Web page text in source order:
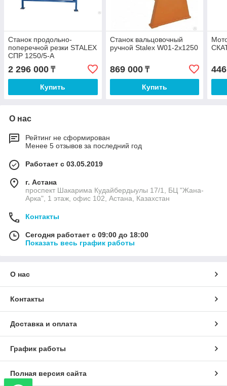
Станок продольно-
поперечной резки STALEX
СПР 1250/5-А
2 296 000 ₸
Купить
Станок вальцовочный
ручной Stalex W01-2х1250
869 000₸
Купить
О нас
Рейтинг не сформирован
Менее 5 отзывов за последний год
Работает с 03.05.2019
г. Астана
проспект Шакарима Кудайбердыулы 17/1, БЦ "Жана-
Арка", 1 этаж, офис 102, Астана, Казахстан
Контакты
Сегодня работает с 09:00 до 18:00
Показать весь график работы
О нас
Контакты
Доставка и оплата
График работы
Полная версия сайта